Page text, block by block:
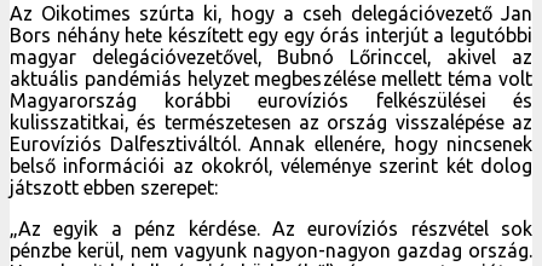
Az Oikotimes szúrta ki, hogy a cseh delegációvezető Jan
Bors néhány hete készített egy egy órás interjút a legutóbbi
magyar delegációvezetővel, Bubnó Lőrinccel, akivel az
aktuális pandémiás helyzet megbeszélése mellett téma volt
Magyarország korábbi eurovíziós felkészülései és
kulisszatitkai, és természetesen az ország visszalépése az
Eurovíziós Dalfesztiváltól. Annak ellenére, hogy nincsenek
belső információi az okokról, véleménye szerint két dolog
játszott ebben szerepet:
„Az egyik a pénz kérdése. Az eurovíziós részvétel sok
pénzbe kerül, nem vagyunk nagyon-nagyon gazdag ország.